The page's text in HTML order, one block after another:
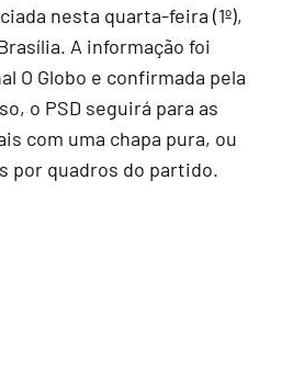
nesta quarta-feira (1º),
A informação foi
O Globo e confirmada pela
o PSD seguirá para as
com uma chapa pura, ou
por quadros do partido.